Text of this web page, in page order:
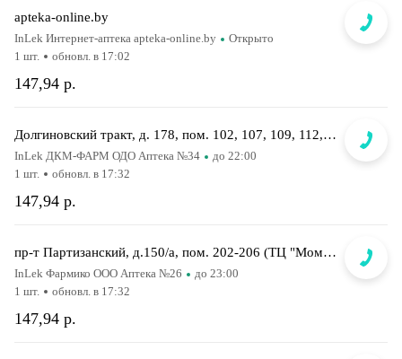
apteka-online.by
InLek Интернет-аптека apteka-online.by Открыто
147,94 р.
1 шт. обновл. в 17:02
Долгиновский тракт, д. 178, пом. 102, 107, 109, 112, 114 (ТЦ "ALL")
InLek ДКМ-ФАРМ ОДО Аптека №34 до 22:00
147,94 р.
1 шт. обновл. в 17:32
пр-т Партизанский, д.150/а, пом. 202-206 (ТЦ "Момо")
InLek Фармико ООО Аптека №26 до 23:00
147,94 р.
1 шт. обновл. в 17:32